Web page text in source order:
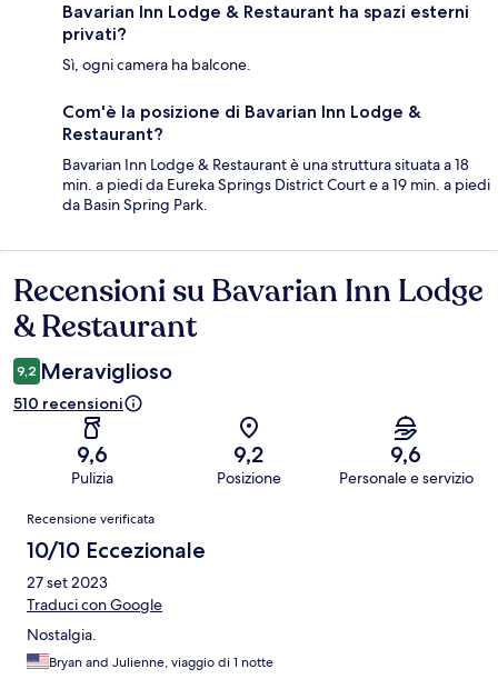
Bavarian Inn Lodge & Restaurant ha spazi esterni
privati?
Sì, ogni camera ha balcone.
Com'è la posizione di Bavarian Inn Lodge &
Restaurant?
Bavarian Inn Lodge & Restaurant è una struttura situata a 18
min. a piedi da Eureka Springs District Court e a 19 min. a piedi
da Basin Spring Park.
Recensioni
Recensioni su Bavarian Inn Lodge
& Restaurant
9,2 Meraviglioso
510 recensioni
9,6
Pulizia
9,2
Posizione
9,6
Personale e servizio
Recensioni
Recensione verificata
10/10 Eccezionale
27 set 2023
Traduci con Google
Nostalgia.
Bryan and Julienne, viaggio di 1 notte